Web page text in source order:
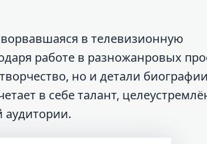
в телевизионную
работе в разножанровых
но и детали
в себе талант,